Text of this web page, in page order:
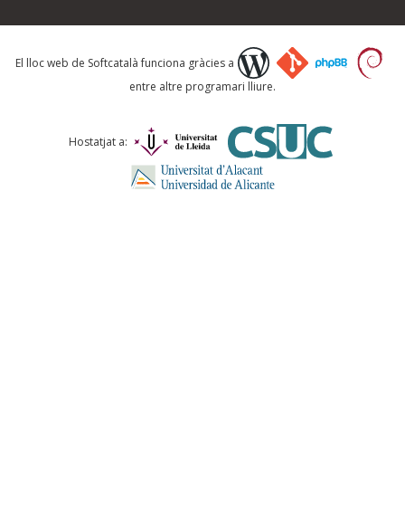
Què proposeu?
Comentari *
El lloc web de Softcatalà funciona gràcies a
entre altre programari lliure.
Hostatjat a: